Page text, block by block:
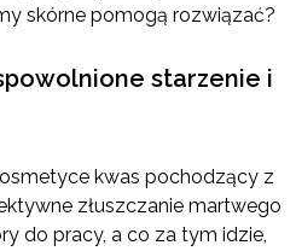
skórne pomogą rozwiązać?
starzenie i
kwas pochodzący z
złuszczanie martwego
do pracy, a co za tym idzie,